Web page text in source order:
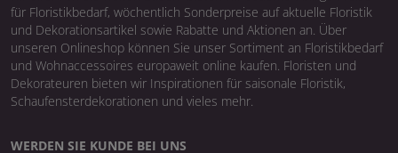
für Floristikbedarf, wöchentlich Sonderpreise auf aktuelle Floristik
und Dekorationsartikel sowie Rabatte und Aktionen an. Über
unseren Onlineshop können Sie unser Sortiment an Floristikbedarf
und Wohnaccessoires europaweit online kaufen. Floristen und
Dekorateuren bieten wir Inspirationen für saisonale Floristik,
Schaufensterdekorationen und vieles mehr.
WERDEN SIE KUNDE BEI UNS